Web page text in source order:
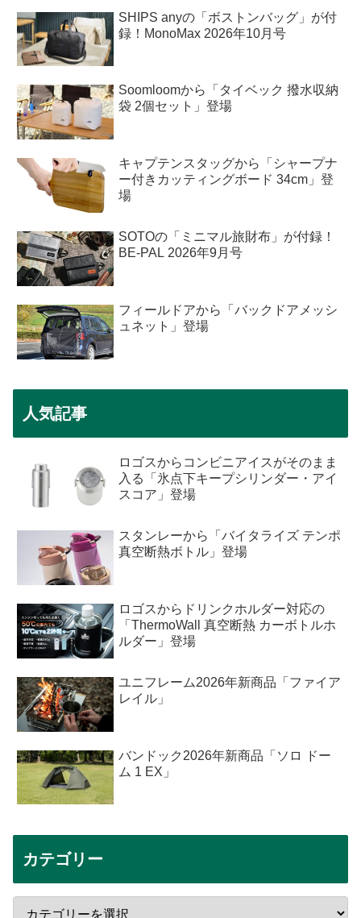
SHIPS anyの「ボストンバッグ」が付
録！MonoMax 2026年10月号
Soomloomから「タイベック 撥水収納
袋 2個セット」登場
キャプテンスタッグから「シャープナ
ー付きカッティングボード 34cm」登
場
SOTOの「ミニマル旅財布」が付録！
BE-PAL 2026年9月号
フィールドアから「バックドアメッシ
ュネット」登場
人気記事
ロゴスからコンビニアイスがそのまま
入る「氷点下キープシリンダー・アイ
スコア」登場
スタンレーから「バイタライズ テンポ
真空断熱ボトル」登場
ロゴスからドリンクホルダー対応の
「ThermoWall 真空断熱 カーボトルホ
ルダー」登場
ユニフレーム2026年新商品「ファイア
レイル」
バンドック2026年新商品「ソロ ドー
ム 1 EX」
カテゴリー